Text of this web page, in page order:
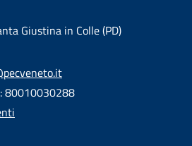
Giustina in Colle (PD)
80010030288